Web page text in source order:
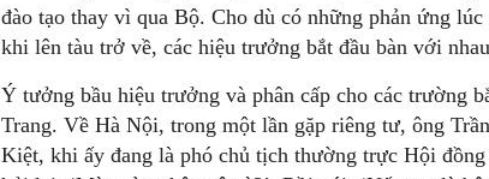
đào tạo thay vì qua Bộ. Cho dù có những phản ứng
khi lên tàu trở về, các hiệu trưởng bắt đầu bàn với
Ý tưởng bầu hiệu trưởng và phân cấp cho các trường
Trang. Về Hà Nội, trong một lần gặp riêng tư, ông
Kiệt, khi ấy đang là phó chủ tịch thường trực Hội